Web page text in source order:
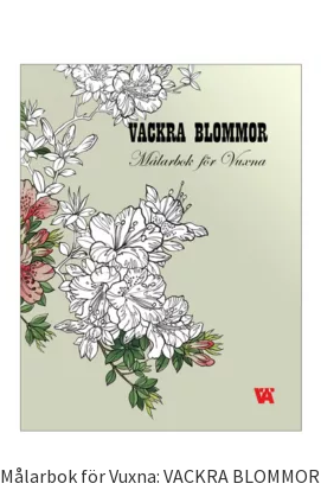
Målarbok för Vuxna: VACKRA BLOMMOR